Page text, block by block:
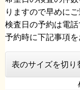
りますので早めにご
検査日の予約は電話
予約時に下記事項を
表のサイズを切り